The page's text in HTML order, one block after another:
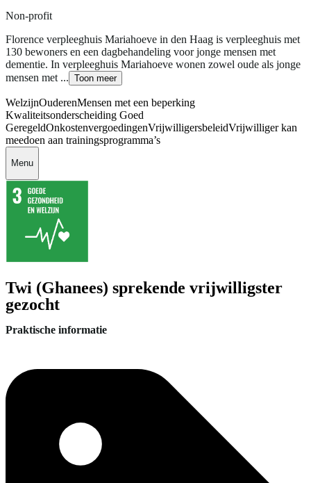
Non-profit
Florence verpleeghuis Mariahoeve in den Haag is verpleeghuis met
130 bewoners en een dagbehandeling voor jonge mensen met
dementie. In verpleeghuis Mariahoeve wonen zowel oude als jonge
mensen met ... Toon meer
WelzijnOuderenMensen met een beperking
Kwaliteitsonderscheiding Goed
GeregeldOnkostenvergoedingenVrijwilligersbeleidVrijwilliger kan
meedoen aan trainingsprogramma’s
Menu
Twi (Ghanees) sprekende vrijwilligster
gezocht
Praktische informatie